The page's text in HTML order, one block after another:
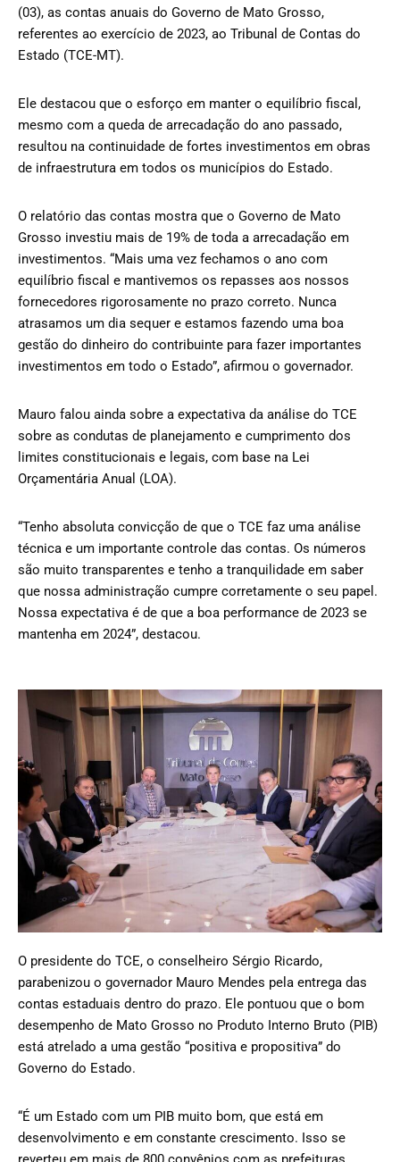
(03), as contas anuais do Governo de Mato Grosso,
referentes ao exercício de 2023, ao Tribunal de Contas do
Estado (TCE-MT).
Ele destacou que o esforço em manter o equilíbrio fiscal,
mesmo com a queda de arrecadação do ano passado,
resultou na continuidade de fortes investimentos em obras
de infraestrutura em todos os municípios do Estado.
O relatório das contas mostra que o Governo de Mato
Grosso investiu mais de 19% de toda a arrecadação em
investimentos. “Mais uma vez fechamos o ano com
equilíbrio fiscal e mantivemos os repasses aos nossos
fornecedores rigorosamente no prazo correto. Nunca
atrasamos um dia sequer e estamos fazendo uma boa
gestão do dinheiro do contribuinte para fazer importantes
investimentos em todo o Estado”, afirmou o governador.
Mauro falou ainda sobre a expectativa da análise do TCE
sobre as condutas de planejamento e cumprimento dos
limites constitucionais e legais, com base na Lei
Orçamentária Anual (LOA).
“Tenho absoluta convicção de que o TCE faz uma análise
técnica e um importante controle das contas. Os números
são muito transparentes e tenho a tranquilidade em saber
que nossa administração cumpre corretamente o seu papel.
Nossa expectativa é de que a boa performance de 2023 se
mantenha em 2024”, destacou.
O presidente do TCE, o conselheiro Sérgio Ricardo,
parabenizou o governador Mauro Mendes pela entrega das
contas estaduais dentro do prazo. Ele pontuou que o bom
desempenho de Mato Grosso no Produto Interno Bruto (PIB)
está atrelado a uma gestão “positiva e propositiva” do
Governo do Estado.
“É um Estado com um PIB muito bom, que está em
desenvolvimento e em constante crescimento. Isso se